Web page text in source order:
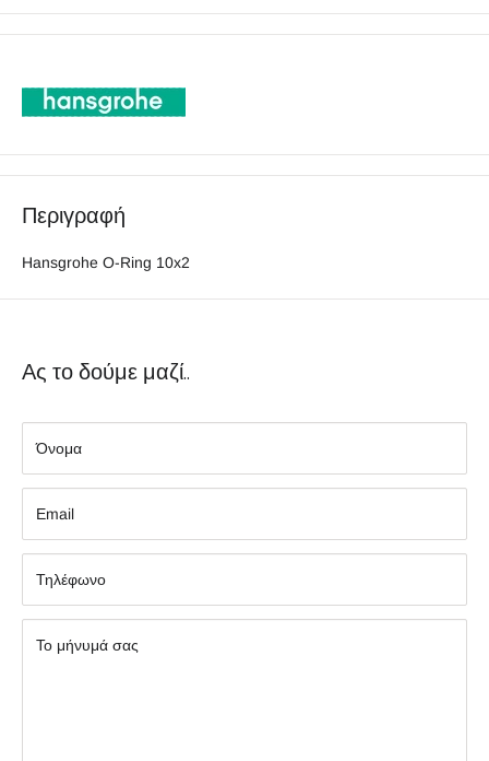
Περιγραφή
Hansgrohe O-Ring 10x2
Ας το δούμε μαζί..
Όνομα
Εmail
Τηλέφωνο
Το μήνυμά σας